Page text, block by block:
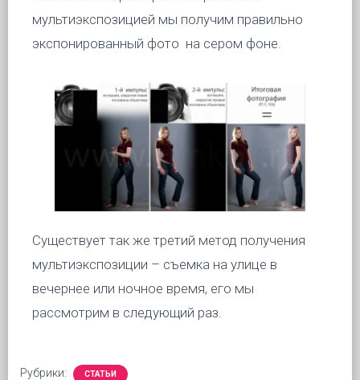
мультиэкспозицией мы получим правильно
экспонированный фото на сером фоне.
Существует так же третий метод получения
мультиэкспозиции – съемка на улице в
вечернее или ночное время, его мы
рассмотрим в следующий раз.
Рубрики: СТАТЬИ